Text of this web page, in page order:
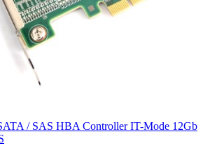
/ SAS HBA Controller IT-Mode 12Gb